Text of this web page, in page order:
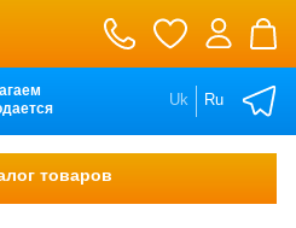
Uk Ru
товаров